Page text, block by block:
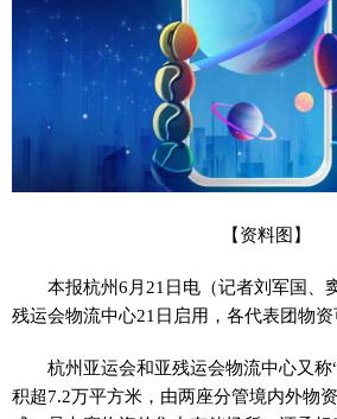
【资料图】
本报杭州6月21日电（记者刘军国、
残运会物流中心21日启用，各代表团物资
杭州亚运会和亚残运会物流中心又
积超7.2万平方米，由两座分管境内外物